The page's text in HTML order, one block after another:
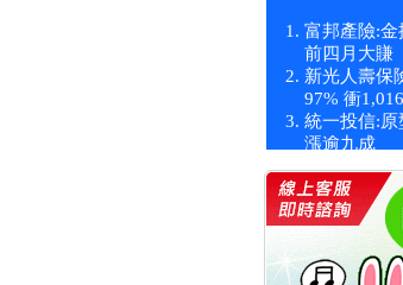
富邦產險:金
前四月大賺
新光人壽保
97% 衝
統一投信:原
漲逾九成
統一投信:主
價 被盯上
新光人壽保
價金將達996
宇辰系統科
創新高 啟動